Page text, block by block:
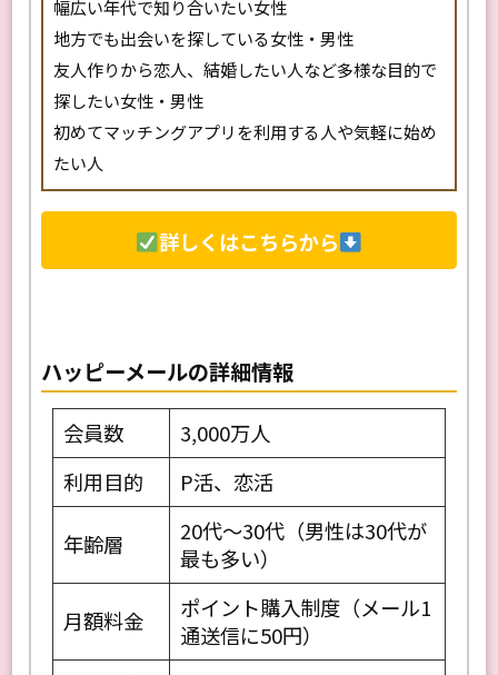
幅広い年代で知り合いたい女性
地方でも出会いを探している女性・男性
友人作りから恋人、結婚したい人など多様な目的で
探したい女性・男性
初めてマッチングアプリを利用する人や気軽に始め
たい人
詳しくはこちらから
ハッピーメールの詳細情報
会員数
3,000万人
利用目的
P活、恋活
年齢層
20代〜30代（男性は30代が
最も多い）
月額料金
ポイント購入制度（メール1
通送信に50円）